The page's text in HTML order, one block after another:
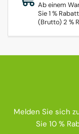
Ab einem
Sie 1 %
(Brutto) 2 %
Melden Sie sich
Sie 10 %